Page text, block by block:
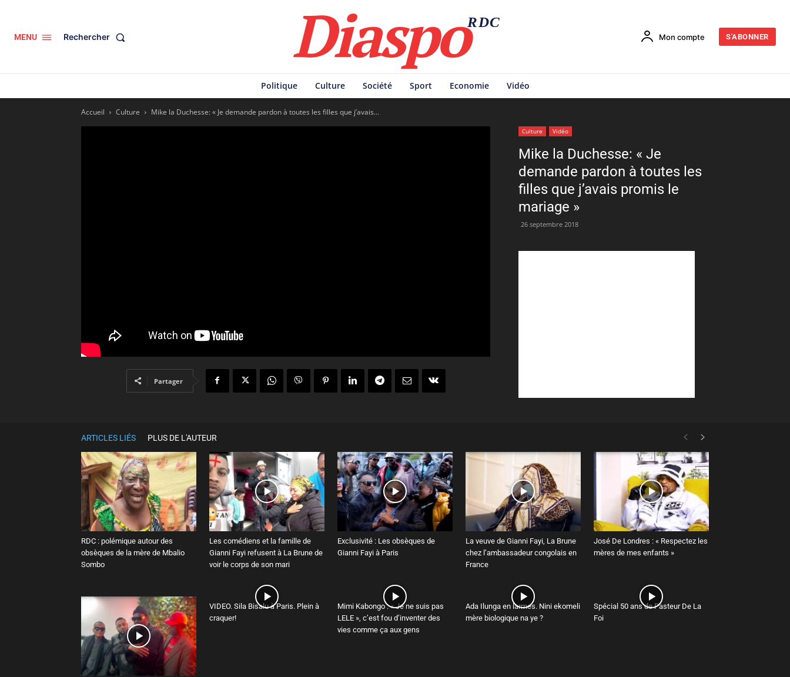
MENU Rechercher DiaspoRDC
Mon compte S'ABONNER
Politique Culture Société Sport Economie Vidéo
Accueil Culture Mike la Duchesse: « Je demande pardon à toutes les filles que j’avais...
Culture Vidéo
Mike la Duchesse: « Je
demande pardon à toutes les
filles que j’avais promis le
mariage »
26 septembre 2018
Partager
ARTICLES LIÉS PLUS DE L'AUTEUR
RDC : polémique autour des
obsèques de la mère de Mbalio
Sombo
Les comédiens et la famille de
Gianni Fayi refusent à La Brune de
voir le corps de son mari
Exclusivité : Les obsèques de
Gianni Fayi à Paris
La veuve de Gianni Fayi, La Brune
chez l’ambassadeur congolais en
France
José De Londres : « Respectez les
mères de mes enfants »
VIDEO. Sila Bisalu à Paris. Plein à
craquer!
Mimi Kabongo : « Je ne suis pas
LELE », c’est fou d’inventer des
vies comme ça aux gens
Ada Ilunga en larmes. Nini ekomeli
mère biologique na ye ?
Spécial 50 ans de Pasteur De La
Foi